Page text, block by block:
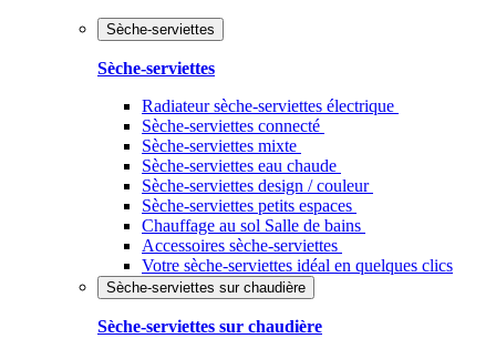
Sèche-serviettes
Sèche-serviettes
Radiateur sèche-serviettes électrique
Sèche-serviettes connecté
Sèche-serviettes mixte
Sèche-serviettes eau chaude
Sèche-serviettes design / couleur
Sèche-serviettes petits espaces
Chauffage au sol Salle de bains
Accessoires sèche-serviettes
Votre sèche-serviettes idéal en quelques clics
Sèche-serviettes sur chaudière
Sèche-serviettes sur chaudière